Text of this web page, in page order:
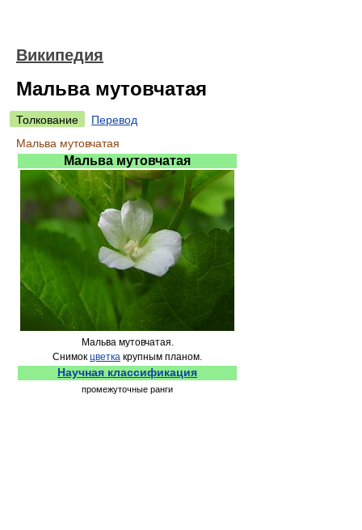
Википедия
Мальва мутовчатая
Толкование
Перевод
Мальва мутовчатая
Мальва мутовчатая
Мальва мутовчатая.
Снимок цветка крупным планом.
Научная классификация
промежуточные ранги